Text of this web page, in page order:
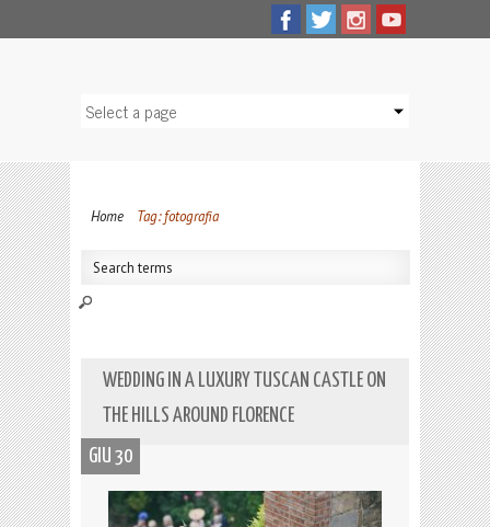
Home Tag: fotografia
WEDDING IN A LUXURY TUSCAN CASTLE ON
THE HILLS AROUND FLORENCE
GIU 30